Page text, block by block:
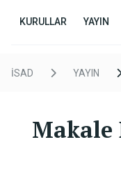
KURULLAR YAYIN
İSAD YAYIN
Makale